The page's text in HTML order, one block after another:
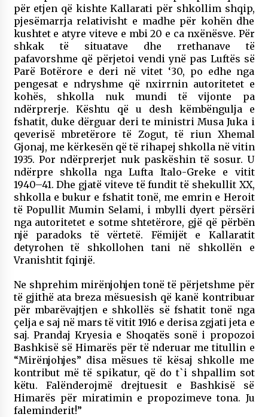
për etjen që kishte Kallarati për shkollim shqip,
pjesëmarrja relativisht e madhe për kohën dhe
kushtet e atyre viteve e mbi 20 e ca nxënësve. Për
shkak të situatave dhe rrethanave të
pafavorshme që përjetoi vendi ynë pas Luftës së
Parë Botërore e deri në vitet ‘30, po edhe nga
pengesat e ndryshme që nxirrnin autoritetet e
kohës, shkolla nuk mundi të vijonte pa
ndërprerje. Kështu që u desh këmbëngulja e
fshatit, duke dërguar deri te ministri Musa Juka i
qeverisë mbretërore të Zogut, të riun Xhemal
Gjonaj, me kërkesën që të rihapej shkolla në vitin
1935. Por ndërprerjet nuk paskëshin të sosur. U
ndërpre shkolla nga Lufta Italo-Greke e vitit
1940–41. Dhe gjatë viteve të fundit të shekullit XX,
shkolla e bukur e fshatit tonë, me emrin e Heroit
të Popullit Mumin Selami, i mbylli dyert përsëri
nga autoritetet e sotme shtetërore, gjë që përbën
një paradoks të vërtetë. Fëmijët e Kallaratit
detyrohen të shkollohen tani në shkollën e
Vranishtit fqinjë.
Ne shprehim mirënjohjen tonë të përjetshme për
të gjithë ata breza mësuesish që kanë kontribuar
për mbarëvajtjen e shkollës së fshatit tonë nga
çelja e saj në mars të vitit 1916 e derisa zgjati jeta e
saj. Prandaj Kryesia e Shoqatës sonë i propozoi
Bashkisë së Himarës për të nderuar me titullin e
“Mirënjohjes” disa mësues të kësaj shkolle me
kontribut më të spikatur, që do t`i shpallim sot
këtu. Falënderojmë drejtuesit e Bashkisë së
Himarës për miratimin e propozimeve tona. Ju
faleminderit!”